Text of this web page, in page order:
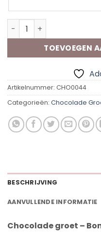
Chocolade groet Bonus
TOEVOEGEN
Artikelnummer: CHO0044
Categorieën: Chocolade
BESCHRIJVING
AANVULLENDE INFORMATIE
Chocolade groet –